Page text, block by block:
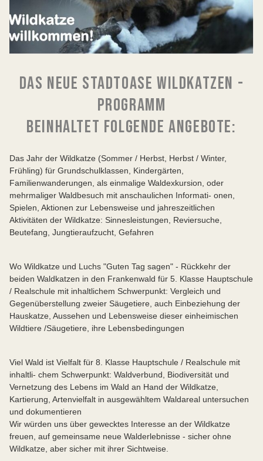
DAS NEUE STADTOASE WILDKATZEN -
PROGRAMM
BEINHALTET FOLGENDE ANGEBOTE:
Das Jahr der Wildkatze (Sommer / Herbst, Herbst / Winter,
Frühling) für Grundschulklassen, Kindergärten,
Familienwanderungen, als einmalige Waldexkursion, oder
mehrmaliger Waldbesuch mit anschaulichen Informati- onen,
Spielen, Aktionen zur Lebensweise und jahreszeitlichen
Aktivitäten der Wildkatze: Sinnesleistungen, Reviersuche,
Beutefang, Jungtieraufzucht, Gefahren
Wo Wildkatze und Luchs "Guten Tag sagen" - Rückkehr der
beiden Waldkatzen in den Frankenwald für 5. Klasse Hauptschule
/ Realschule mit inhaltlichem Schwerpunkt: Vergleich und
Gegenüberstellung zweier Säugetiere, auch Einbeziehung der
Hauskatze, Aussehen und Lebensweise dieser einheimischen
Wildtiere /Säugetiere, ihre Lebensbedingungen
Viel Wald ist Vielfalt für 8. Klasse Hauptschule / Realschule mit
inhaltli- chem Schwerpunkt: Waldverbund, Biodiversität und
Vernetzung des Lebens im Wald an Hand der Wildkatze,
Kartierung, Artenvielfalt in ausgewähltem Waldareal untersuchen
und dokumentieren
Wir würden uns über gewecktes Interesse an der Wildkatze
freuen, auf gemeinsame neue Walderlebnisse - sicher ohne
Wildkatze, aber sicher mit ihrer Sichtweise.